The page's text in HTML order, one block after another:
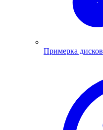
Примерка дисков